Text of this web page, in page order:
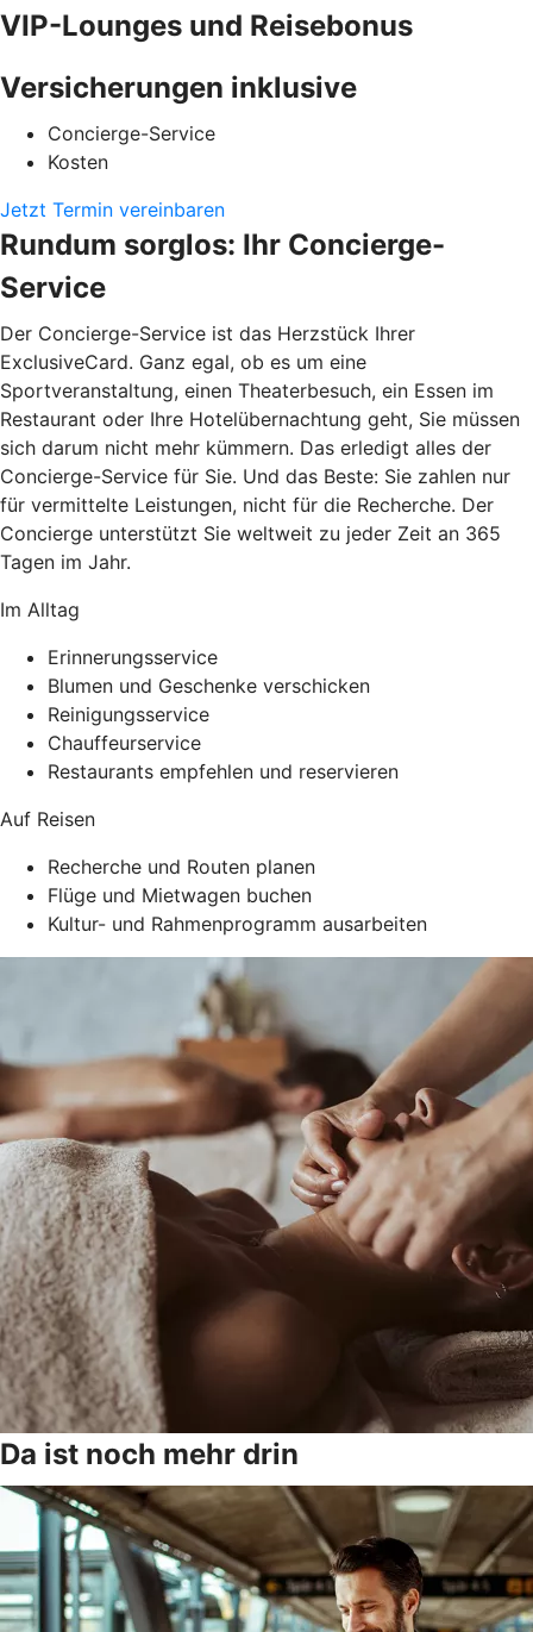
VIP-Lounges und Reisebonus
Versicherungen inklusive
Concierge-Service
Kosten
Jetzt Termin vereinbaren
Rundum sorglos: Ihr Concierge-
Service
Der Concierge-Service ist das Herzstück Ihrer
ExclusiveCard. Ganz egal, ob es um eine
Sportveranstaltung, einen Theaterbesuch, ein Essen im
Restaurant oder Ihre Hotelübernachtung geht, Sie müssen
sich darum nicht mehr kümmern. Das erledigt alles der
Concierge-Service für Sie. Und das Beste: Sie zahlen nur
für vermittelte Leistungen, nicht für die Recherche. Der
Concierge unterstützt Sie weltweit zu jeder Zeit an 365
Tagen im Jahr.
Im Alltag
Erinnerungsservice
Blumen und Geschenke verschicken
Reinigungsservice
Chauffeurservice
Restaurants empfehlen und reservieren
Auf Reisen
Recherche und Routen planen
Flüge und Mietwagen buchen
Kultur- und Rahmenprogramm ausarbeiten
Da ist noch mehr drin